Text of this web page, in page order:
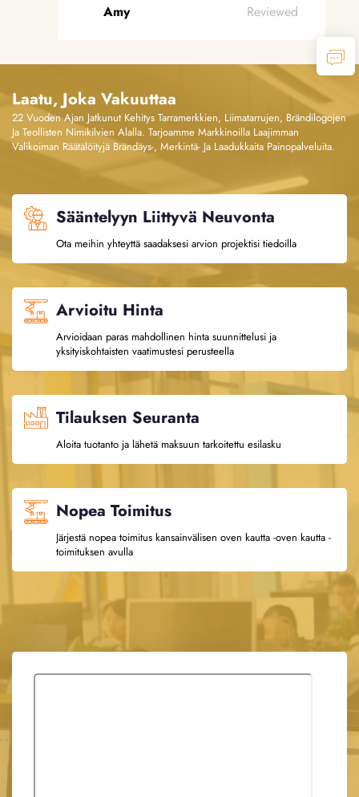
Amy Reviewed
Laatu, Joka Vakuuttaa
22 Vuoden Ajan Jatkunut Kehitys Tarramerkkien, Liimatarrujen, Brändilogojen
Ja Teollisten Nimikilvien Alalla. Tarjoamme Markkinoilla Laajimman
Valikoiman Räätälöityjä Brändäys-, Merkintä- Ja Laadukkaita Painopalveluita.
Sääntelyyn Liittyvä Neuvonta
Ota meihin yhteyttä saadaksesi arvion projektisi tiedoilla
Arvioitu Hinta
Arvioidaan paras mahdollinen hinta suunnittelusi ja
yksityiskohtaisten vaatimustesi perusteella
Tilauksen Seuranta
Aloita tuotanto ja lähetä maksuun tarkoitettu esilasku
Nopea Toimitus
Järjestä nopea toimitus kansainvälisen oven kautta -oven kautta -
toimituksen avulla